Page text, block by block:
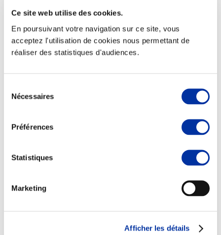
Ce site web utilise des cookies.
En poursuivant votre navigation sur ce site, vous
acceptez l'utilisation de cookies nous permettant de
réaliser des statistiques d'audiences.
Nécessaires
Préférences
Statistiques
Marketing
Afficher les détails
Elevage